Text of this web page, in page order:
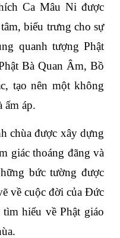
Ca Mâu Ni được
biểu trưng cho sự
quanh tượng Phật
Bà Quan Âm, Bồ
tạo nên một không
ấm áp.
chùa được xây dựng
giác thoáng đãng và
bức tường được
về cuộc đời của Đức
hiểu về Phật giáo